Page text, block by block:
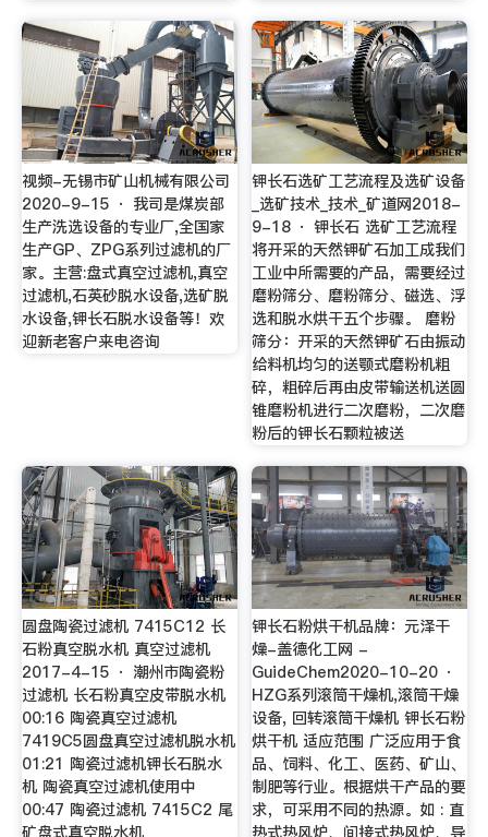
视频-无锡市矿山机械有限公司
2020-9-15 · 我司是煤炭部
生产洗选设备的专业厂,全国家
生产GP、ZPG系列过滤机的厂
家。主营:盘式真空过滤机,真空
过滤机,石英砂脱水设备,选矿脱
水设备,钾长石脱水设备等！欢
迎新老客户来电咨询
钾长石选矿工艺流程及选矿设备
_选矿技术_技术_矿道网2018-
9-18 · 钾长石 选矿工艺流程
将开采的天然钾矿石加工成我们
工业中所需要的产品，需要经过
磨粉筛分、磨粉筛分、磁选、浮
选和脱水烘干五个步骤。 磨粉
筛分：开采的天然钾矿石由振动
给料机均匀的送颚式磨粉机粗
碎，粗碎后再由皮带输送机送圆
锥磨粉机进行二次磨粉，二次磨
粉后的钾长石颗粒被送
圆盘陶瓷过滤机 7415C12 长
石粉真空脱水机 真空过滤机
2017-4-15 · 潮州市陶瓷粉
过滤机 长石粉真空皮带脱水机
00:16 陶瓷真空过滤机
7419C5圆盘真空过滤机脱水机
01:21 陶瓷过滤机钾长石脱水
机 陶瓷真空过滤机使用中
00:47 陶瓷过滤机 7415C2 尾
矿盘式真空脱水机
钾长石粉烘干机品牌：元泽干
燥-盖德化工网 -
GuideChem2020-10-20 ·
HZG系列滚筒干燥机,滚筒干燥
设备, 回转滚筒干燥机 钾长石粉
烘干机 适应范围 广泛应用于食
品、饲料、化工、医药、矿山、
制肥等行业。根据烘干产品的要
求，可采用不同的热源。如 : 直
热式热风炉、间接式热风炉、导